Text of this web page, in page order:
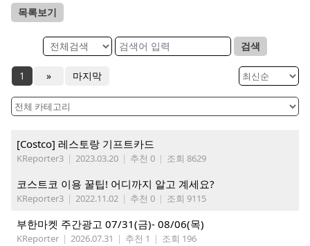
목록보기
검색
1 » 마지막
[Costco] 레스토랑 기프트카드
KReporter3 | 2023.03.20 | 추천 0 | 조회 8629
코스트코 이용 꿀팁! 어디까지 알고 계세요?
KReporter3 | 2022.11.02 | 추천 0 | 조회 9115
부한마켓 주간광고 07/31(금)- 08/06(목)
KReporter | 2026.07.31 | 추천 1 | 조회 196